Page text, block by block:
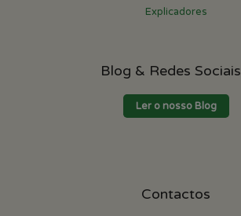
Explicadores
Blog & Redes Sociais
Ler o nosso Blog
Contactos